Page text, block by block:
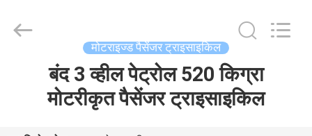
Motorcycle
मोटराइज्ड पैसेंजर ट्राइसाइकिल
बंद 3 व्हील पेट्रोल 520 किग्रा
मोटरीकृत पैसेंजर ट्राइसाइकिल